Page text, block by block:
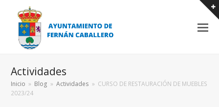
Actividades
Inicio » Blog » Actividades » CURSO DE RESTAURACIÓN DE MUEBLES
2023/24